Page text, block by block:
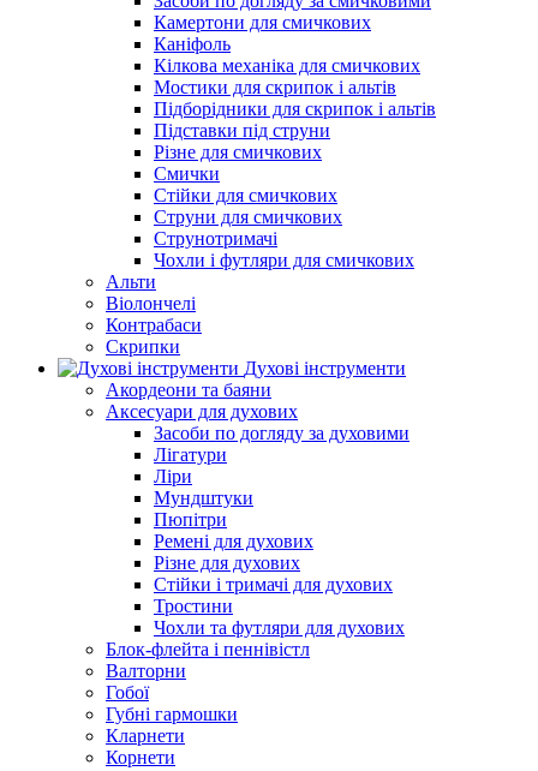
Камертони для смичкових
Каніфоль
Кілкова механіка для смичкових
Мостики для скрипок і альтів
Підборiдники для скрипок і альтів
Підставки під струни
Різне для смичкових
Смички
Стійки для смичкових
Струни для смичкових
Струнотримачі
Чохли і футляри для смичкових
Альти
Віолончелі
Контрабаси
Скрипки
Духові інструменти
Акордеони та баяни
Аксесуари для духових
Засоби по догляду за духовими
Лігатури
Ліри
Мундштуки
Пюпітри
Ремені для духових
Різне для духових
Стійки і тримачі для духових
Тростини
Чохли та футляри для духових
Блок-флейта і пеннівістл
Валторни
Гобої
Губні гармошки
Кларнети
Корнети